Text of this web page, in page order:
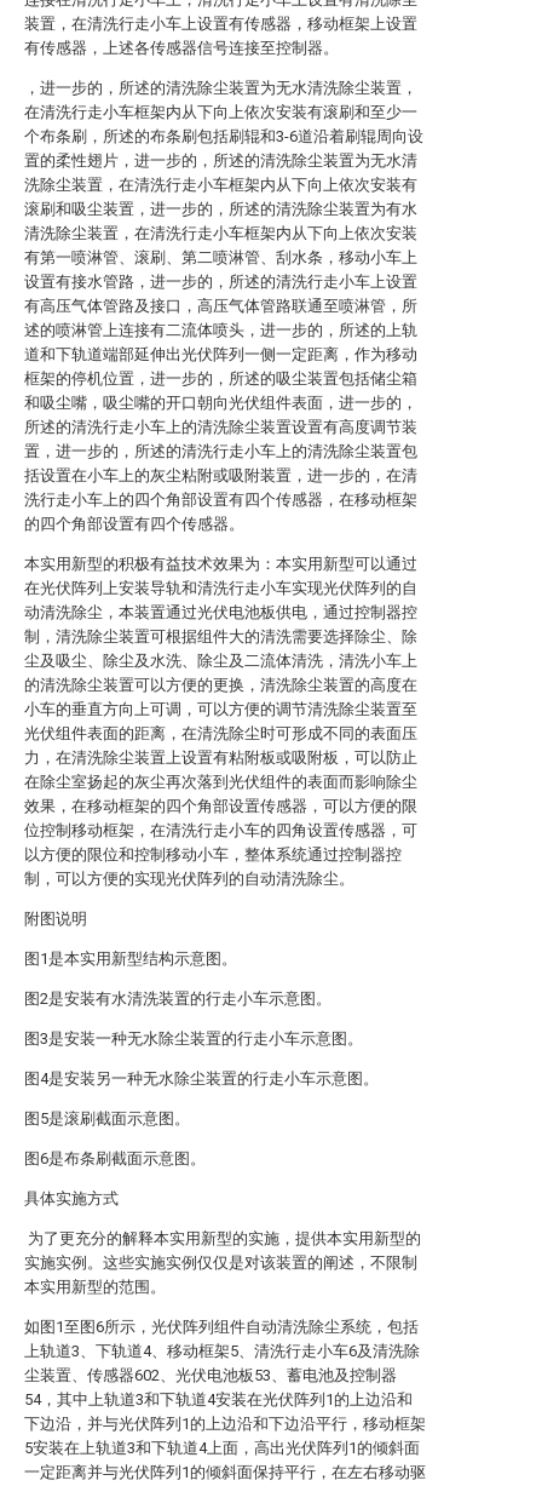
装置，在清洗行走小车上设置有传感器，移动框架上设置
有传感器，上述各传感器信号连接至控制器。
，进一步的，所述的清洗除尘装置为无水清洗除尘装置，
在清洗行走小车框架内从下向上依次安装有滚刷和至少一
个布条刷，所述的布条刷包括刷辊和3-6道沿着刷辊周向设
置的柔性翅片，进一步的，所述的清洗除尘装置为无水清
洗除尘装置，在清洗行走小车框架内从下向上依次安装有
滚刷和吸尘装置，进一步的，所述的清洗除尘装置为有水
清洗除尘装置，在清洗行走小车框架内从下向上依次安装
有第一喷淋管、滚刷、第二喷淋管、刮水条，移动小车上
设置有接水管路，进一步的，所述的清洗行走小车上设置
有高压气体管路及接口，高压气体管路联通至喷淋管，所
述的喷淋管上连接有二流体喷头，进一步的，所述的上轨
道和下轨道端部延伸出光伏阵列一侧一定距离，作为移动
框架的停机位置，进一步的，所述的吸尘装置包括储尘箱
和吸尘嘴，吸尘嘴的开口朝向光伏组件表面，进一步的，
所述的清洗行走小车上的清洗除尘装置设置有高度调节装
置，进一步的，所述的清洗行走小车上的清洗除尘装置包
括设置在小车上的灰尘粘附或吸附装置，进一步的，在清
洗行走小车上的四个角部设置有四个传感器，在移动框架
的四个角部设置有四个传感器。
本实用新型的积极有益技术效果为：本实用新型可以通过
在光伏阵列上安装导轨和清洗行走小车实现光伏阵列的自
动清洗除尘，本装置通过光伏电池板供电，通过控制器控
制，清洗除尘装置可根据组件大的清洗需要选择除尘、除
尘及吸尘、除尘及水洗、除尘及二流体清洗，清洗小车上
的清洗除尘装置可以方便的更换，清洗除尘装置的高度在
小车的垂直方向上可调，可以方便的调节清洗除尘装置至
光伏组件表面的距离，在清洗除尘时可形成不同的表面压
力，在清洗除尘装置上设置有粘附板或吸附板，可以防止
在除尘室扬起的灰尘再次落到光伏组件的表面而影响除尘
效果，在移动框架的四个角部设置传感器，可以方便的限
位控制移动框架，在清洗行走小车的四角设置传感器，可
以方便的限位和控制移动小车，整体系统通过控制器控
制，可以方便的实现光伏阵列的自动清洗除尘。
附图说明
图1是本实用新型结构示意图。
图2是安装有水清洗装置的行走小车示意图。
图3是安装一种无水除尘装置的行走小车示意图。
图4是安装另一种无水除尘装置的行走小车示意图。
图5是滚刷截面示意图。
图6是布条刷截面示意图。
具体实施方式
为了更充分的解释本实用新型的实施，提供本实用新型的
实施实例。这些实施实例仅仅是对该装置的阐述，不限制
本实用新型的范围。
如图1至图6所示，光伏阵列组件自动清洗除尘系统，包括
上轨道3、下轨道4、移动框架5、清洗行走小车6及清洗除
尘装置、传感器602、光伏电池板53、蓄电池及控制器
54，其中上轨道3和下轨道4安装在光伏阵列1的上边沿和
下边沿，并与光伏阵列1的上边沿和下边沿平行，移动框架
5安装在上轨道3和下轨道4上面，高出光伏阵列1的倾斜面
一定距离并与光伏阵列1的倾斜面保持平行，在左右移动驱